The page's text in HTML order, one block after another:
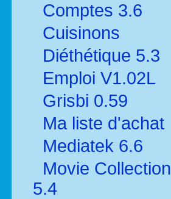
Comptes 3.6
Cuisinons
Diéthétique 5.3
Emploi V1.02L
Grisbi 0.59
Ma liste d'achat
Mediatek 6.6
Movie Collection
5.4